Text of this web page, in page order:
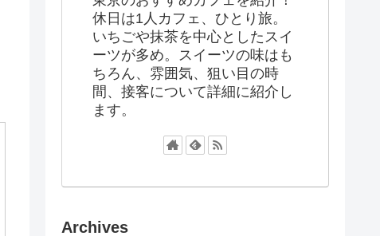
休日は1人カフェ、ひとり旅。
いちごや抹茶を中心としたスイ
ーツが多め。スイーツの味はも
ちろん、雰囲気、狙い目の時
間、接客について詳細に紹介し
ます。
Archives